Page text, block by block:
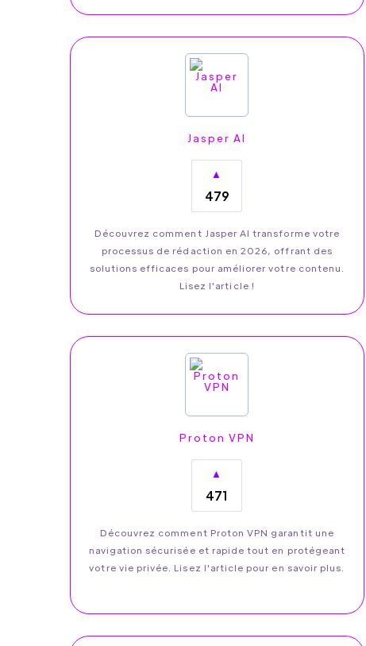
Jasper AI
▲
479
Découvrez comment Jasper AI transforme votre
processus de rédaction en 2026, offrant des
solutions efficaces pour améliorer votre contenu.
Lisez l'article !
Proton VPN
▲
471
Découvrez comment Proton VPN garantit une
navigation sécurisée et rapide tout en protégeant
votre vie privée. Lisez l'article pour en savoir plus.